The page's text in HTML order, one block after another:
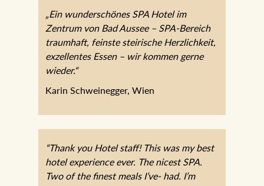
„Ein wunderschönes SPA Hotel im
Zentrum von Bad Aussee – SPA-Bereich
traumhaft, feinste steirische Herzlichkeit,
exzellentes Essen – wir kommen gerne
wieder.“
Karin Schweinegger, Wien
“Thank you Hotel staff! This was my best
hotel experience ever. The nicest SPA.
Two of the finest meals I’ve- had. I’m